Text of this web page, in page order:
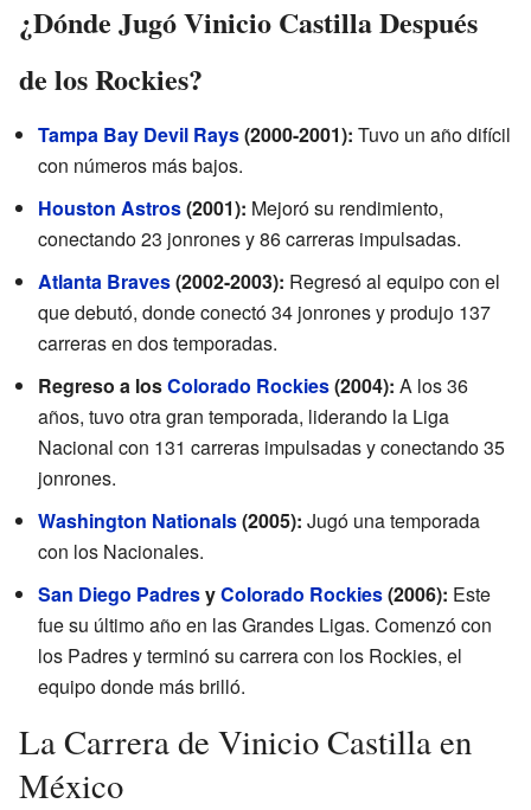
¿Dónde Jugó Vinicio Castilla Después
de los Rockies?
Tampa Bay Devil Rays(2000-2001): Tuvo un año difícil
con números más bajos.
Houston Astros(2001): Mejoró su rendimiento,
conectando 23 jonrones y 86 carreras impulsadas.
Atlanta Braves(2002-2003): Regresó al equipo con el
que debutó, donde conectó 34 jonrones y produjo 137
carreras en dos temporadas.
Regreso a losColorado Rockies(2004): A los 36
años, tuvo otra gran temporada, liderando la Liga
Nacional con 131 carreras impulsadas y conectando 35
jonrones.
Washington Nationals(2005): Jugó una temporada
con los Nacionales.
San Diego PadresyColorado Rockies(2006): Este
fue su último año en las Grandes Ligas. Comenzó con
los Padres y terminó su carrera con los Rockies, el
equipo donde más brilló.
La Carrera de Vinicio Castilla en
México